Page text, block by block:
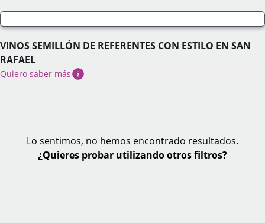
VINOS SEMILLÓN DE REFERENTES CON ESTILO EN SAN
RAFAEL
Quiero saber más
Lo sentimos, no hemos encontrado resultados.
¿Quieres probar utilizando otros filtros?